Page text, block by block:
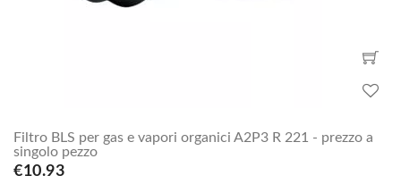
Filtro BLS per gas e vapori organici A2P3 R 221 - prezzo a
singolo pezzo
€10.93